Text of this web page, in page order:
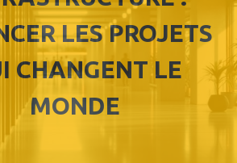
LES PROJETS
CHANGENT LE
MONDE